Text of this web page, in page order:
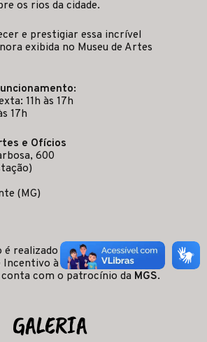
os rios da cidade.
e prestigiar essa incrível
exibida no Museu de Artes
11h às 17h
17h
e Ofícios
600
(MG)
realizado com recursos da Lei
Incentivo à Cultura de Belo
com o patrocínio da MGS.
GALERIA